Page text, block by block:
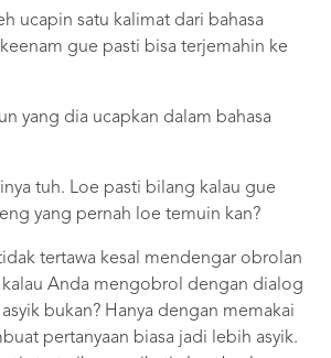
ucapin satu kalimat dari bahasa
gue pasti bisa terjemahin ke
yang dia ucapkan dalam bahasa
tuh. Loe pasti bilang kalau gue
yang pernah loe temuin kan?
tertawa kesal mendengar obrolan
kalau Anda mengobrol dengan dialog
bukan? Hanya dengan memakai
pertanyaan biasa jadi lebih asyik.